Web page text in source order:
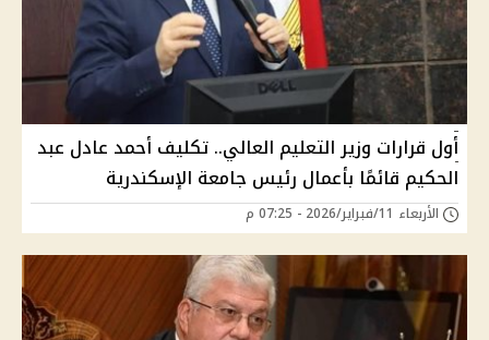
أول قرارات وزير التعليم العالي.. تكليف أحمد عادل عبد
الحكيم قائمًا بأعمال رئيس جامعة الإسكندرية
الأربعاء 11/فبراير/2026 - 07:25 م